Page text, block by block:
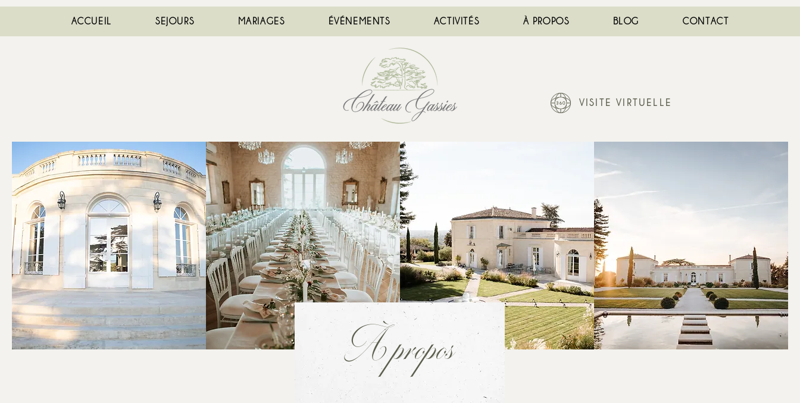
ACCUEIL SEJOURS MARIAGES ÉVÉNEMENTS ACTIVITÉS À PROPOS BLOG CONTACT
VISITE VIRTUELLE
À propos